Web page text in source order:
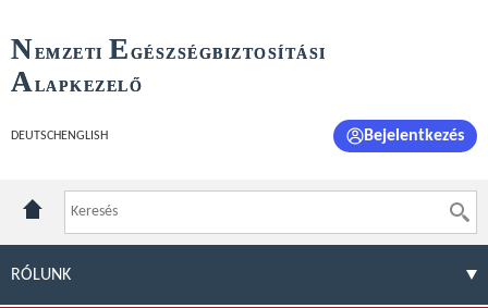
NEMZETI E GÉSZSÉGBIZTOSÍTÁSI
ALAPKEZELŐ
DEUTSCH ENGLISH Bejelentkezés
RÓLUNK